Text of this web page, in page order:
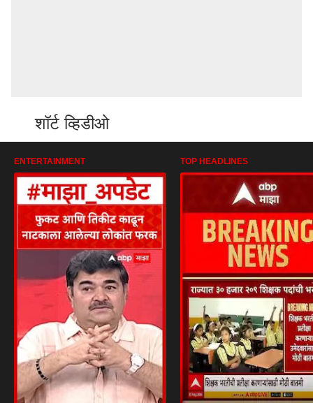
शॉर्ट व्हिडीओ
ENTERTAINMENT TOP HEADLINES